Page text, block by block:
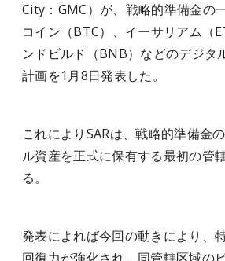
City：GMC）が、戦略的準備金の
コイン（BTC）、イーサリアム（
ンドビルド（BNB）などのデジタ
計画を1月8日発表した。
これによりSARは、戦略的準備金
ル資産を正式に保有する最初の管
る。
発表によれば今回の動きにより、